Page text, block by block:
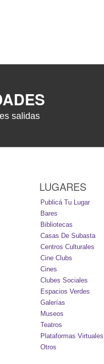
salidas
LUGARES
Publicá Tu Lugar
Bares
Bibliotecas
Casas De Subasta
Centros Culturales
Cine Clubs
Cines
Clubes Sociales
Espacios Verdes
Galerías
Museos
Teatros
Plataformas Virtuales
Otros